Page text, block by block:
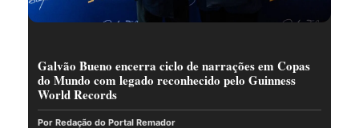
Galvão Bueno encerra ciclo de narrações em Copas
do Mundo com legado reconhecido pelo Guinness
World Records
Por Redação do Portal Remador